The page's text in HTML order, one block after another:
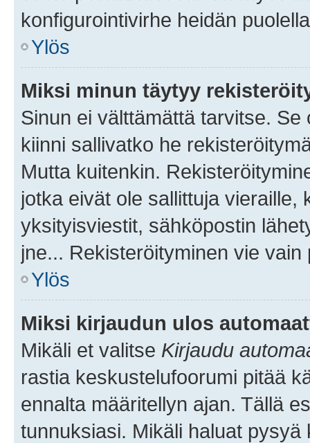
konfigurointivirhe heidän
Ylös
Miksi minun täytyy
Sinun ei välttämättä tarvitse.
kiinni sallivatko he
Mutta kuitenkin.
jotka eivät ole sallittuja vieraille,
yksityisviestit, sähköpostin
jne... Rekisteröityminen vie
Ylös
Miksi kirjaudun ulos
Mikäli et valitse Kirjaudu
rastia keskustelufoorumi pitää
ennalta määritellyn ajan. Tällä
tunnuksiasi. Mikäli haluat